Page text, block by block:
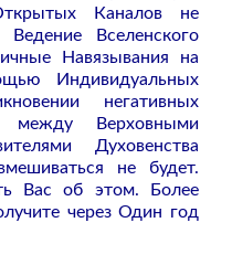
Каналов не
Вселенского
Навязывания на
Индивидуальных
негативных
между Верховными
Духовенства
не будет.
Вас об этом. Более
через Один год